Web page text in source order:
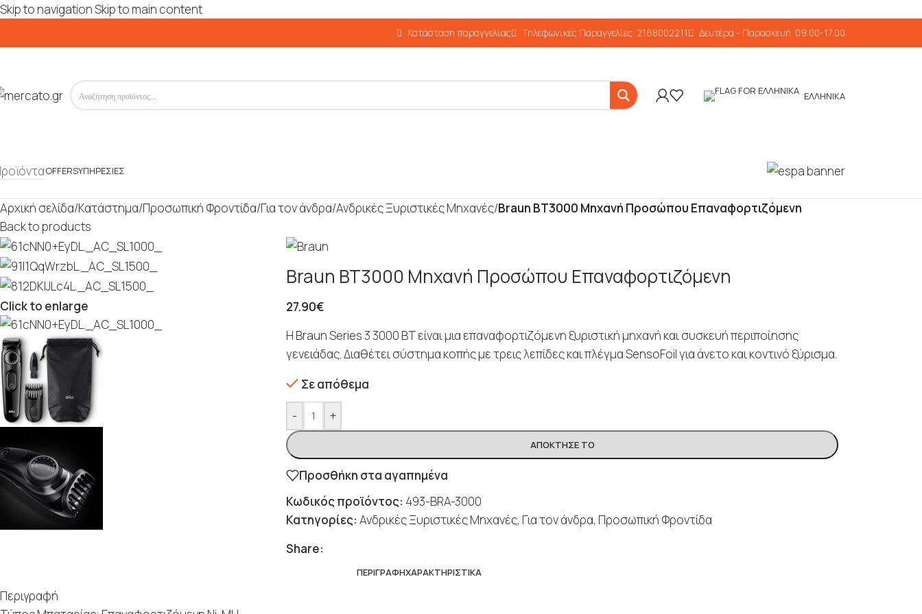
Skip to navigationSkip to main content
Κατάσταση παραγγελίας Τηλεφωνικές Παραγγελίες: 2168002211 Δευτέρα - Παρασκευή: 09.00-17.00
ΕΛΛΗΝΙΚΆ
OFFERSΥΠΗΡΕΣΊΕΣ
Αρχική σελίδα/Κατάστημα/Προσωπική Φροντίδα/Για τον άνδρα/Ανδρικές Ξυριστικές Μηχανές/Braun BT3000 Μηχανή Προσώπου Επαναφορτιζόμενη
Back to products
Click to enlarge
Braun BT3000 Μηχανή Προσώπου Επαναφορτιζόμενη
27.90€
Η Braun Series 3 3000 BT είναι μια επαναφορτιζόμενη ξυριστική μηχανή και συσκευή περιποίησης
γενειάδας. Διαθέτει σύστημα κοπής με τρεις λεπίδες και πλέγμα SensoFoil για άνετο και κοντινό ξύρισμα.
Σε απόθεμα
- +
ΑΠΌΚΤΗΣΈ ΤΟ
Προσθήκη στα αγαπημένα
Κωδικός προϊόντος: 493-BRA-3000
Κατηγορίες: Ανδρικές Ξυριστικές Μηχανές, Για τον άνδρα, Προσωπική Φροντίδα
Share:
ΠΕΡΙΓΡΑΦΉΧΑΡΑΚΤΗΡΙΣΤΙΚΆ
Περιγραφή